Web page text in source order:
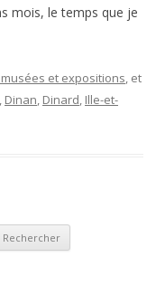
mois, le temps que je
et expositions, et
, Dinan, Dinard, Ille-et-